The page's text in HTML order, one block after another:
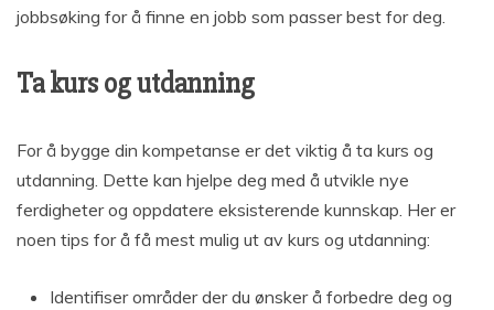
jobbsøking for å finne en jobb som passer best for deg.
Ta kurs og utdanning
For å bygge din kompetanse er det viktig å ta kurs og
utdanning. Dette kan hjelpe deg med å utvikle nye
ferdigheter og oppdatere eksisterende kunnskap. Her er
noen tips for å få mest mulig ut av kurs og utdanning:
Identifiser områder der du ønsker å forbedre deg og